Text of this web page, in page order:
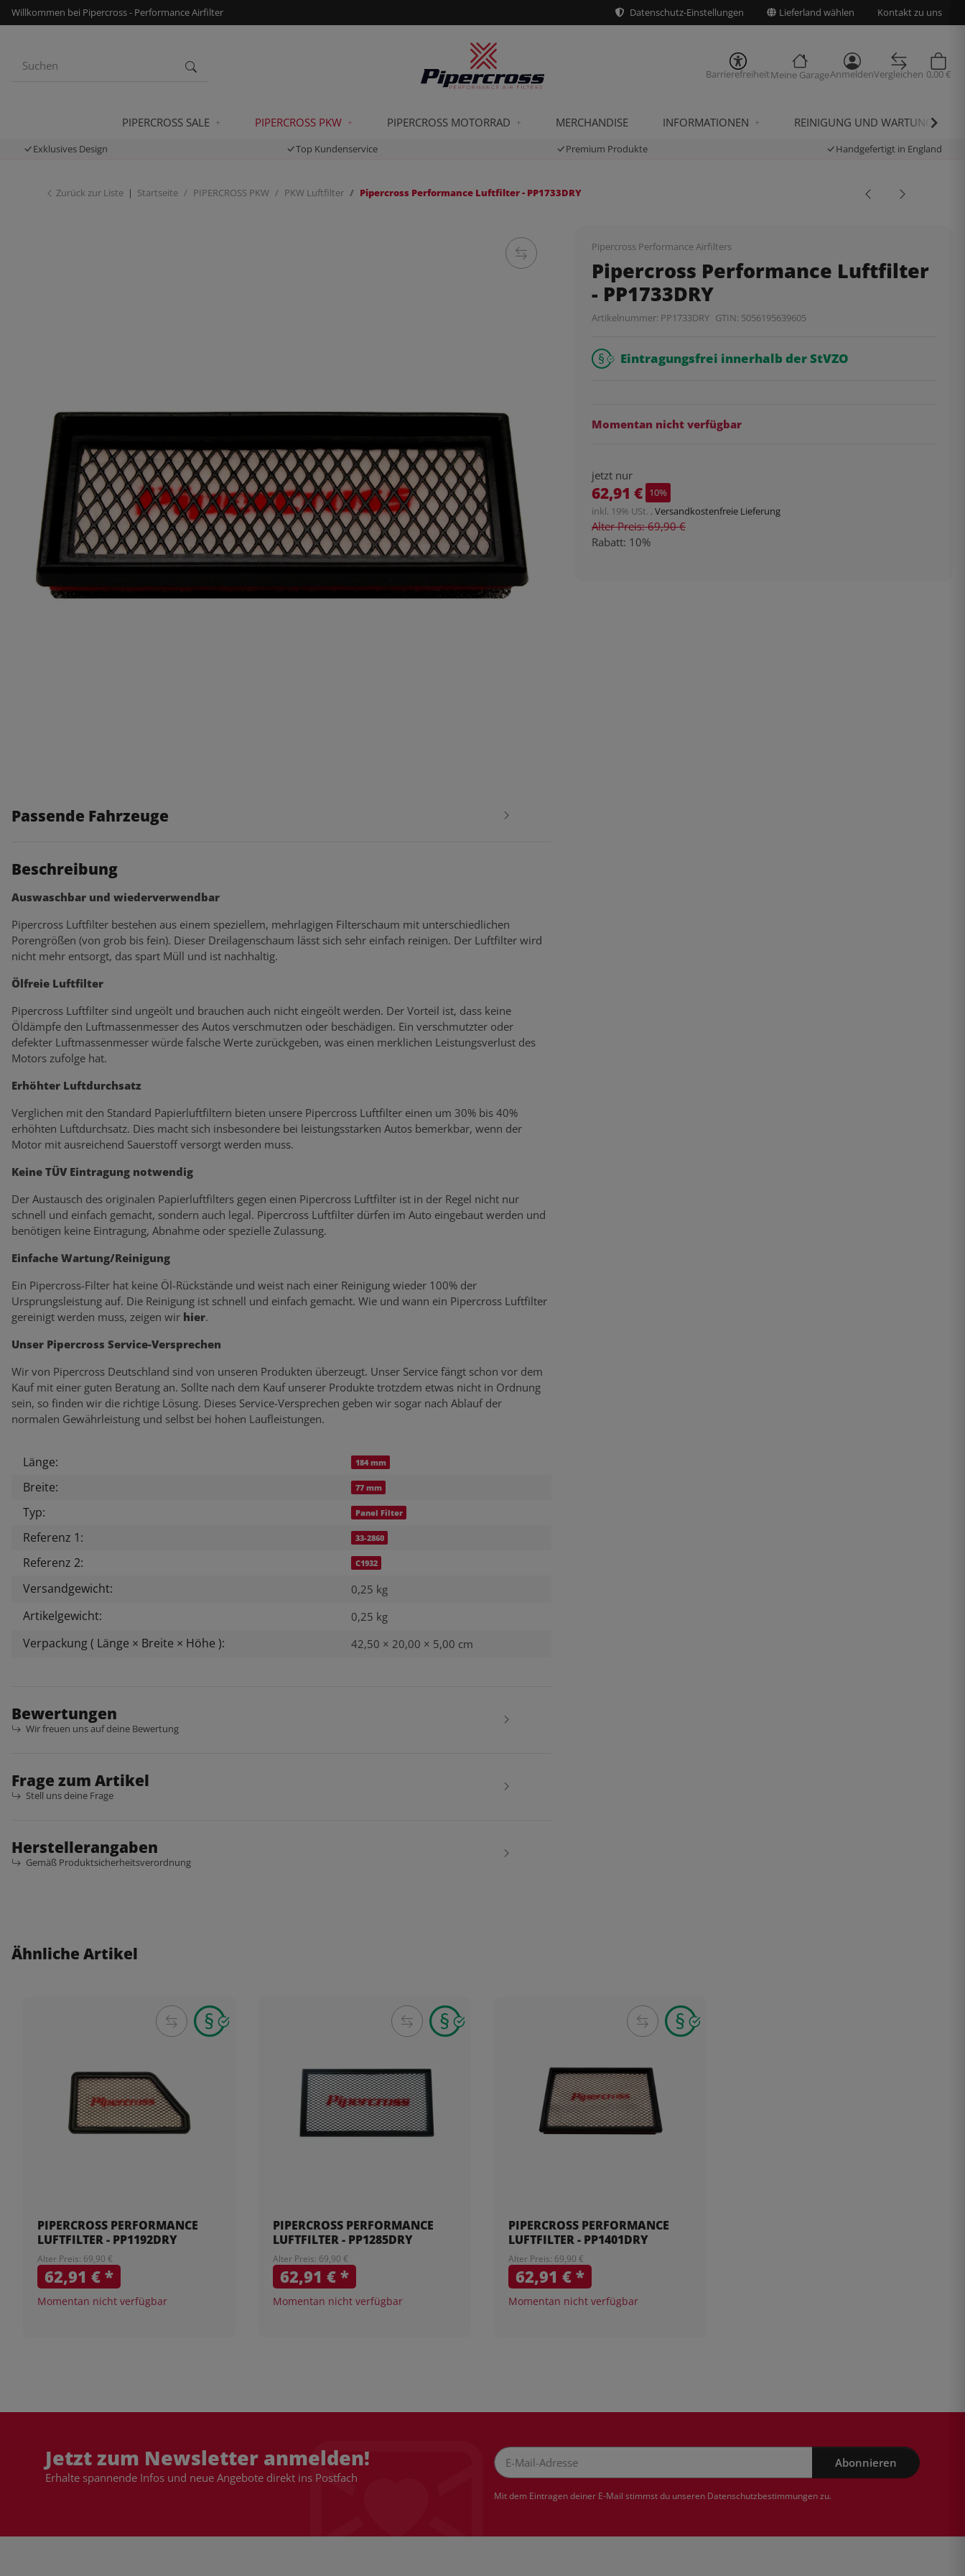
Willkommen bei Pipercross - Performance Airfilter Datenschutz-Einstellungen Lieferland wählen Kontakt zu uns
BarrierefreiheitMeine GarageAnmeldenVergleichen 0,00 €
PIPERCROSS SALE PIPERCROSS PKW PIPERCROSS MOTORRAD MERCHANDISE INFORMATIONEN REINIGUNG UND WARTUNG
Exklusives Design Top Kundenservice Premium Produkte Handgefertigt in England
Zurück zur Liste Startseite PIPERCROSS PKW PKW Luftfilter Pipercross Performance Luftfilter - PP1733DRY
Pipercross Performance Airfilters
Pipercross Performance Luftfilter
- PP1733DRY
Artikelnummer: PP1733DRY GTIN: 5056195639605
Eintragungsfrei innerhalb der StVZO
Momentan nicht verfügbar
jetzt nur
62,91 € 10%
inkl. 19% USt. , Versandkostenfreie Lieferung
Alter Preis: 69,90 €
Rabatt: 10%
Passende Fahrzeuge
Beschreibung
Auswaschbar und wiederverwendbar
Pipercross Luftfilter bestehen aus einem speziellem, mehrlagigen Filterschaum mit unterschiedlichen
Porengrößen (von grob bis fein). Dieser Dreilagenschaum lässt sich sehr einfach reinigen. Der Luftfilter wird
nicht mehr entsorgt, das spart Müll und ist nachhaltig.
Ölfreie Luftfilter
Pipercross Luftfilter sind ungeölt und brauchen auch nicht eingeölt werden. Der Vorteil ist, dass keine
Öldämpfe den Luftmassenmesser des Autos verschmutzen oder beschädigen. Ein verschmutzter oder
defekter Luftmassenmesser würde falsche Werte zurückgeben, was einen merklichen Leistungsverlust des
Motors zufolge hat.
Erhöhter Luftdurchsatz
Verglichen mit den Standard Papierluftfiltern bieten unsere Pipercross Luftfilter einen um 30% bis 40%
erhöhten Luftdurchsatz. Dies macht sich insbesondere bei leistungsstarken Autos bemerkbar, wenn der
Motor mit ausreichend Sauerstoff versorgt werden muss.
Keine TÜV Eintragung notwendig
Der Austausch des originalen Papierluftfilters gegen einen Pipercross Luftfilter ist in der Regel nicht nur
schnell und einfach gemacht, sondern auch legal. Pipercross Luftfilter dürfen im Auto eingebaut werden und
benötigen keine Eintragung, Abnahme oder spezielle Zulassung.
Einfache Wartung/Reinigung
Ein Pipercross-Filter hat keine Öl-Rückstände und weist nach einer Reinigung wieder 100% der
Ursprungsleistung auf. Die Reinigung ist schnell und einfach gemacht. Wie und wann ein Pipercross Luftfilter
gereinigt werden muss, zeigen wir hier.
Unser Pipercross Service-Versprechen
Wir von Pipercross Deutschland sind von unseren Produkten überzeugt. Unser Service fängt schon vor dem
Kauf mit einer guten Beratung an. Sollte nach dem Kauf unserer Produkte trotzdem etwas nicht in Ordnung
sein, so finden wir die richtige Lösung. Dieses Service-Versprechen geben wir sogar nach Ablauf der
normalen Gewährleistung und selbst bei hohen Laufleistungen.
Produkteigenschaft
Wert
Länge: 184 mm
Breite: 77 mm
Typ: Panel Filter
Referenz 1: 33-2860
Referenz 2: C1932
Versandgewicht: 0,25 kg
Artikelgewicht: 0,25 kg
Verpackung ( Länge × Breite × Höhe ): 42,50 × 20,00 × 5,00 cm
Bewertungen
Wir freuen uns auf deine Bewertung
Frage zum Artikel
Stell uns deine Frage
Herstellerangaben
Gemäß Produktsicherheitsverordnung
Ähnliche Artikel
PIPERCROSS PERFORMANCE
LUFTFILTER - PP1192DRY
Alter Preis: 69,90 €
62,91 €*
Momentan nicht verfügbar
PIPERCROSS PERFORMANCE
LUFTFILTER - PP1285DRY
Alter Preis: 69,90 €
62,91 €*
Momentan nicht verfügbar
PIPERCROSS PERFORMANCE
LUFTFILTER - PP1401DRY
Alter Preis: 69,90 €
62,91 €*
Momentan nicht verfügbar
Jetzt zum Newsletter anmelden!
Erhalte spannende Infos und neue Angebote direkt ins Postfach
Abonnieren
Mit dem Eintragen deiner E-Mail stimmst du unseren Datenschutzbestimmungenzu.